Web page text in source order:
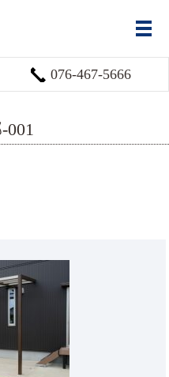
076-467-5666
メ
001